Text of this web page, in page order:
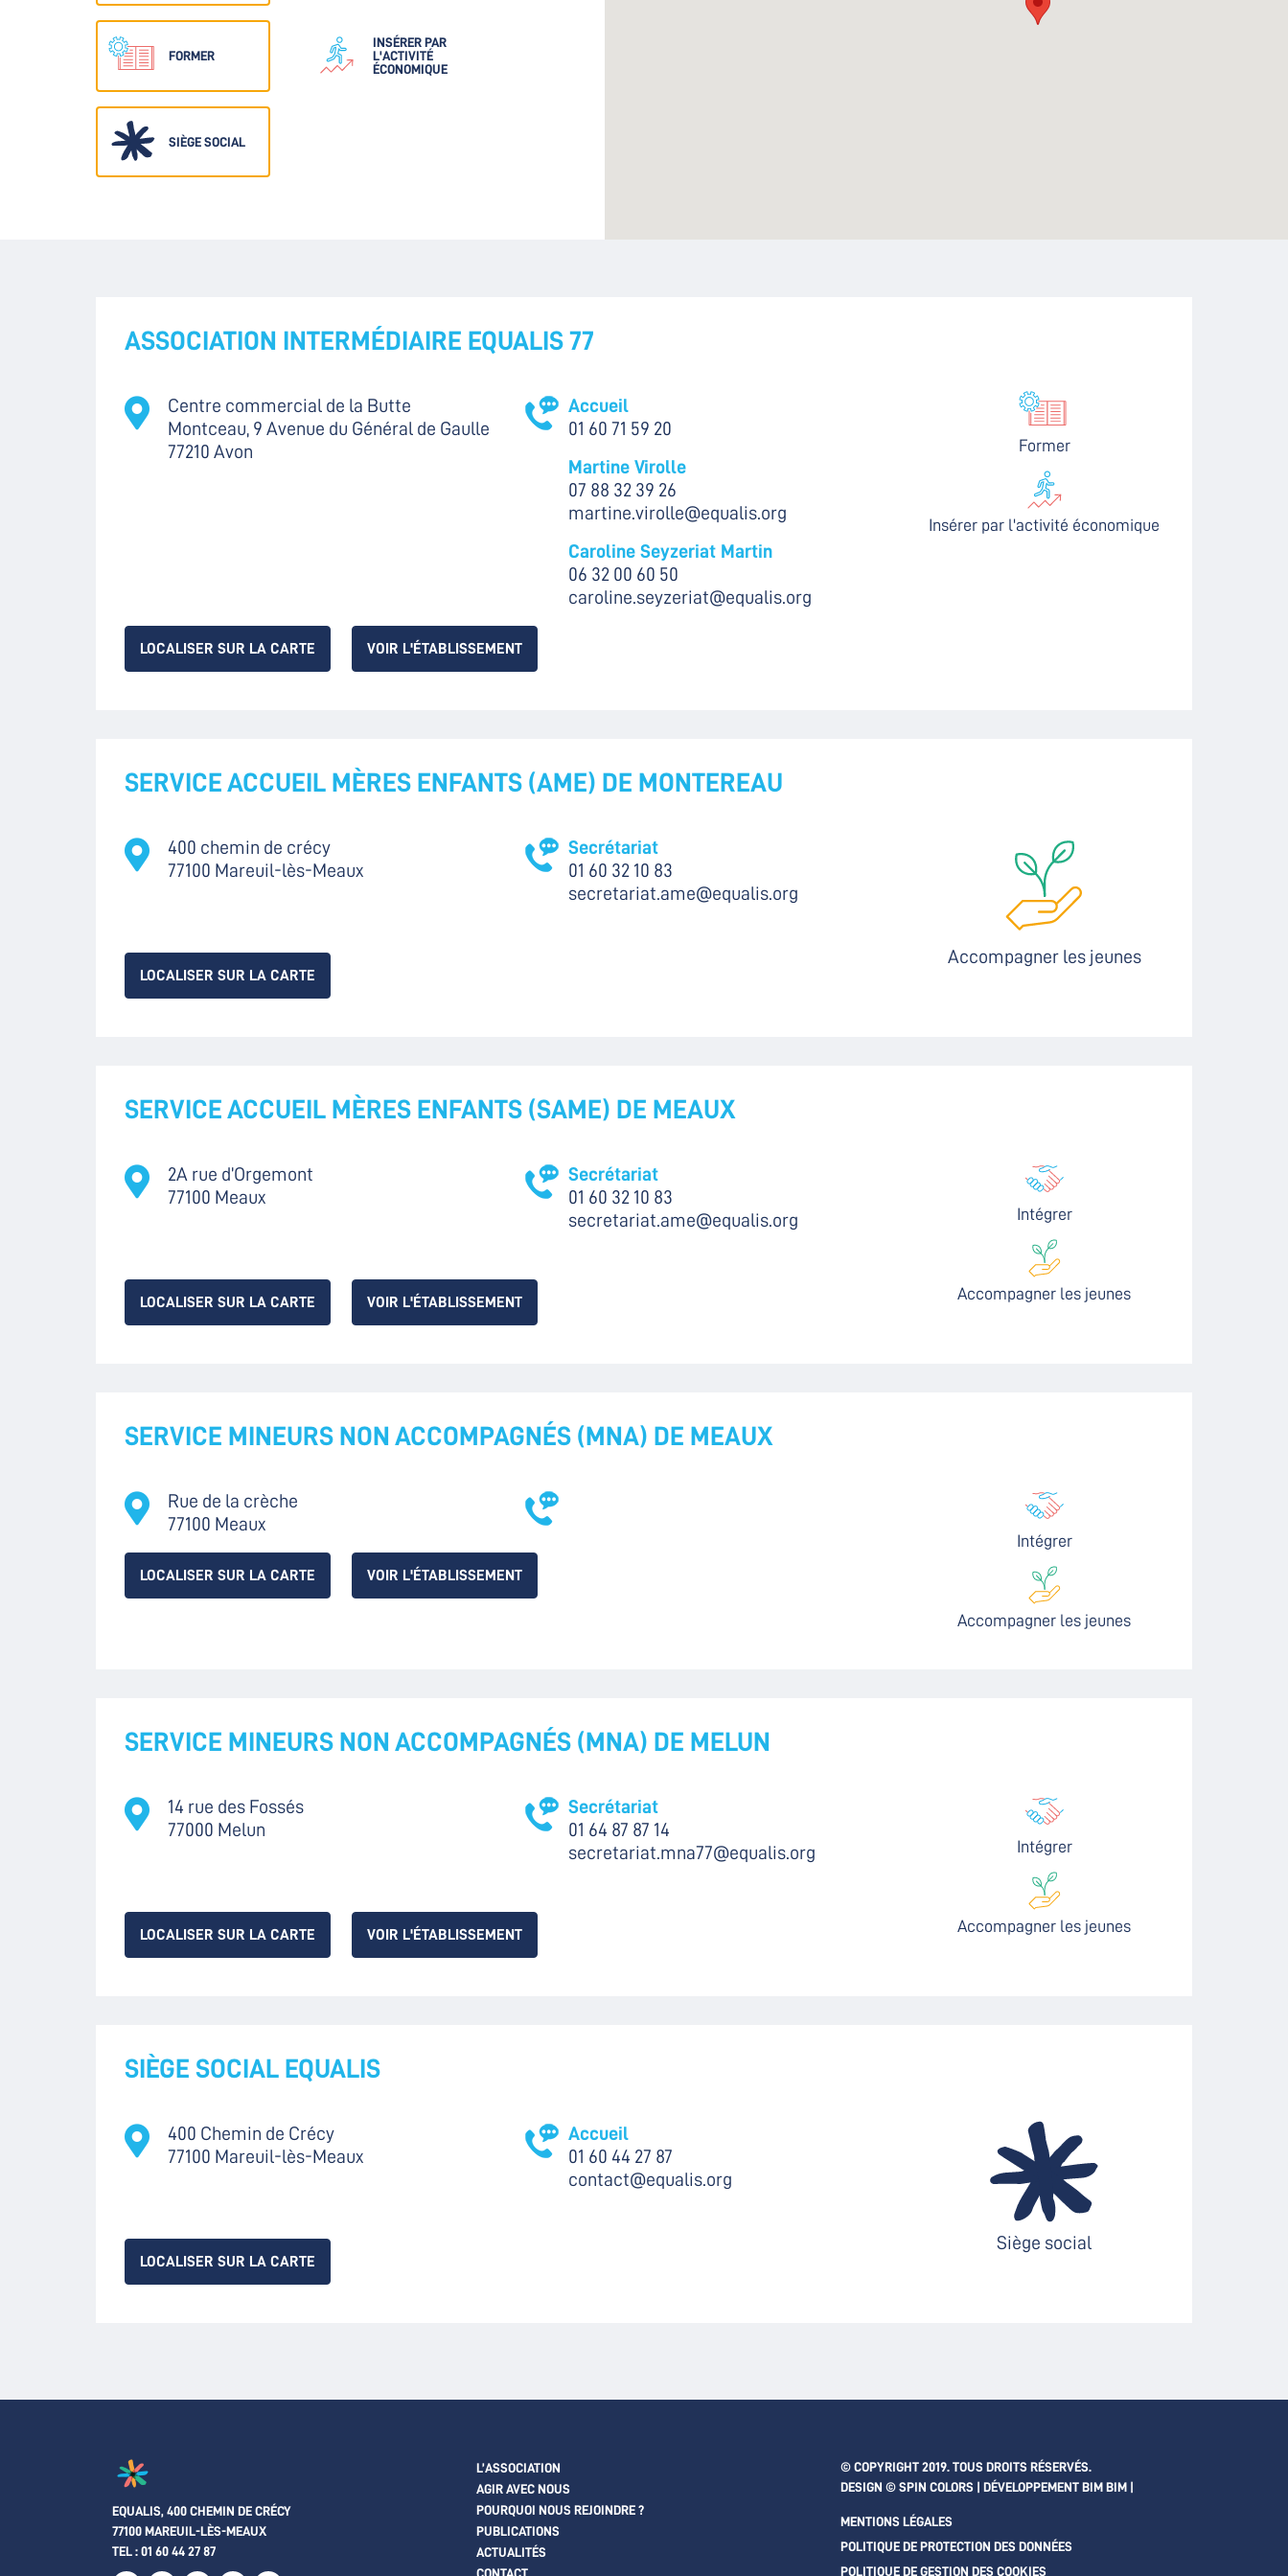
FORMER
INSÉRER PAR
L'ACTIVITÉ
ÉCONOMIQUE
SIÈGE SOCIAL
ASSOCIATION INTERMÉDIAIRE EQUALIS 77
Centre commercial de la Butte
Montceau, 9 Avenue du Général de Gaulle
77210 Avon
Accueil
01 60 71 59 20
Martine Virolle
07 88 32 39 26
martine.virolle@equalis.org
Caroline Seyzeriat Martin
06 32 00 60 50
caroline.seyzeriat@equalis.org
LOCALISER SUR LA CARTE VOIR L'ÉTABLISSEMENT
Former
Insérer par l'activité économique
SERVICE ACCUEIL MÈRES ENFANTS (AME) DE MONTEREAU
400 chemin de crécy
77100 Mareuil-lès-Meaux
Secrétariat
01 60 32 10 83
secretariat.ame@equalis.org
LOCALISER SUR LA CARTE
Accompagner les jeunes
SERVICE ACCUEIL MÈRES ENFANTS (SAME) DE MEAUX
2A rue d’Orgemont
77100 Meaux
Secrétariat
01 60 32 10 83
secretariat.ame@equalis.org
LOCALISER SUR LA CARTE VOIR L'ÉTABLISSEMENT
Intégrer
Accompagner les jeunes
SERVICE MINEURS NON ACCOMPAGNÉS (MNA) DE MEAUX
Rue de la crèche
77100 Meaux
LOCALISER SUR LA CARTE VOIR L'ÉTABLISSEMENT
Intégrer
Accompagner les jeunes
SERVICE MINEURS NON ACCOMPAGNÉS (MNA) DE MELUN
14 rue des Fossés
77000 Melun
Secrétariat
01 64 87 87 14
secretariat.mna77@equalis.org
LOCALISER SUR LA CARTE VOIR L'ÉTABLISSEMENT
Intégrer
Accompagner les jeunes
SIÈGE SOCIAL EQUALIS
400 Chemin de Crécy
77100 Mareuil-lès-Meaux
Accueil
01 60 44 27 87
contact@equalis.org
LOCALISER SUR LA CARTE
Siège social
EQUALIS, 400 CHEMIN DE CRÉCY
77100 MAREUIL-LÈS-MEAUX
TEL : 01 60 44 27 87
L’ASSOCIATION
AGIR AVEC NOUS
POURQUOI NOUS REJOINDRE ?
PUBLICATIONS
ACTUALITÉS
CONTACT
© COPYRIGHT 2019. TOUS DROITS RÉSERVÉS.
DESIGN © SPIN COLORS | DÉVELOPPEMENT BIM BIM |
MENTIONS LÉGALES
POLITIQUE DE PROTECTION DES DONNÉES
POLITIQUE DE GESTION DES COOKIES